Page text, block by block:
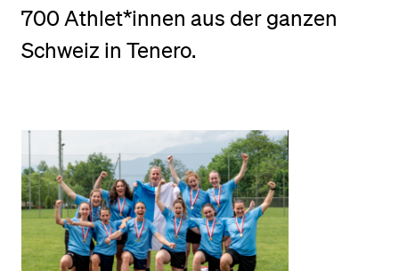
700 Athlet*innen aus der ganzen
Schweiz in Tenero.
Forschende
Mitarbeitende
Förderer
Medien
BELIEBTE INHALTE
Vorlesungsverzeichnis